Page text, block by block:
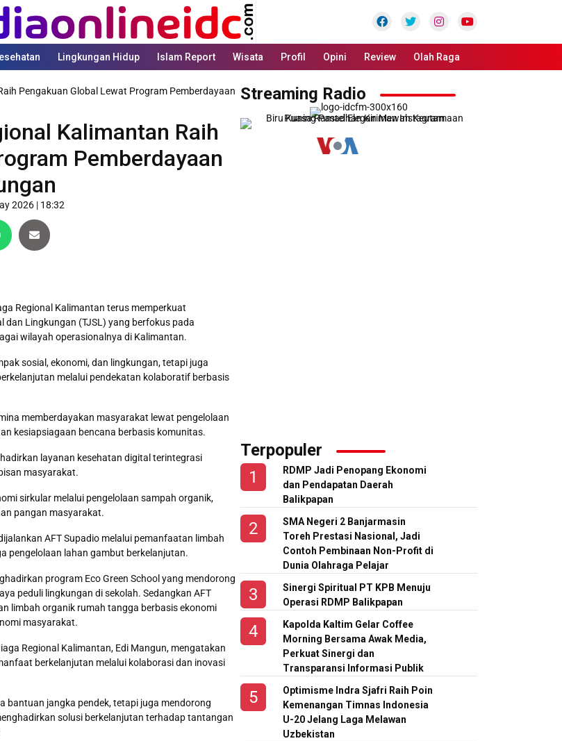
FacebookTwitter InstagramYoutube
Lingkungan Hidup Islam Report Wisata Profil Opini Review Olah Raga
Pengakuan Global Lewat Program Pemberdayaan
Kalimantan Raih
Pemberdayaan
2026 | 18:32
Regional Kalimantan terus memperkuat
Lingkungan (TJSL) yang berfokus pada
wilayah operasionalnya di Kalimantan.
sosial, ekonomi, dan lingkungan, tetapi juga
melalui pendekatan kolaboratif berbasis
memberdayakan masyarakat lewat pengelolaan
kesiapsiagaan bencana berbasis komunitas.
layanan kesehatan digital terintegrasi
masyarakat.
sirkular melalui pengelolaan sampah organik,
pangan masyarakat.
AFT Supadio melalui pemanfaatan limbah
pengelolaan lahan gambut berkelanjutan.
program Eco Green School yang mendorong
peduli lingkungan di sekolah. Sedangkan AFT
limbah organik rumah tangga berbasis ekonomi
masyarakat.
Regional Kalimantan, Edi Mangun, mengatakan
berkelanjutan melalui kolaborasi dan inovasi
bantuan jangka pendek, tetapi juga mendorong
solusi berkelanjutan terhadap tantangan
Streaming Radio
Terpopuler
RDMP Jadi Penopang Ekonomi
dan Pendapatan Daerah
Balikpapan
SMA Negeri 2 Banjarmasin
Toreh Prestasi Nasional, Jadi
Contoh Pembinaan Non-Profit di
Dunia Olahraga Pelajar
Sinergi Spiritual PT KPB Menuju
Operasi RDMP Balikpapan
Kapolda Kaltim Gelar Coffee
Morning Bersama Awak Media,
Perkuat Sinergi dan
Transparansi Informasi Publik
Optimisme Indra Sjafri Raih Poin
Kemenangan Timnas Indonesia
U-20 Jelang Laga Melawan
Uzbekistan